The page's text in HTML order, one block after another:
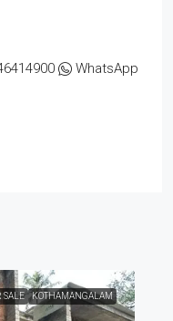
WhatsApp
SALE KOTHAMANGALAM